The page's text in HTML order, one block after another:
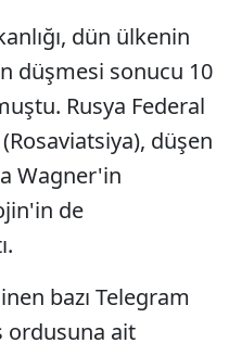
dün ülkenin
düşmesi sonucu 10
Rusya Federal
(Rosaviatsiya), düşen
Wagner'in
de
bazı Telegram
ordusuna ait